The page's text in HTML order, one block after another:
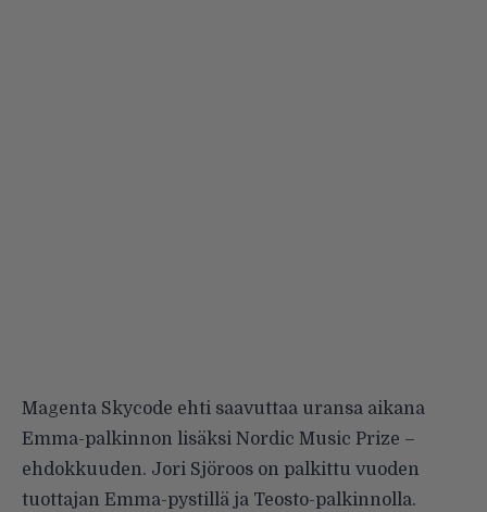
Magenta Skycode ehti saavuttaa uransa aikana
Emma-palkinnon lisäksi Nordic Music Prize –
ehdokkuuden. Jori Sjöroos on palkittu vuoden
tuottajan Emma-pystillä ja Teosto-palkinnolla.